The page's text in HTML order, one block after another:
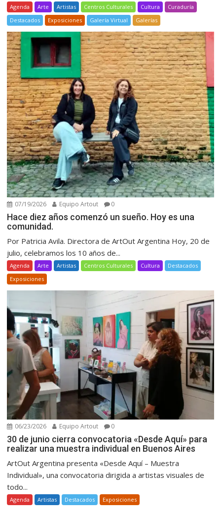
Agenda Arte Artistas Centros Culturales Cultura
Curaduría
Destacados
Exposiciones Galería Virtual Galerías
07/19/2026 Equipo Artout 0
Hace diez años comenzó un sueño. Hoy es una
comunidad.
Por Patricia Avila. Directora de ArtOut Argentina Hoy, 20 de
julio, celebramos los 10 años de...
Agenda Arte Artistas Centros Culturales Cultura
Destacados
Exposiciones
06/23/2026 Equipo Artout 0
30 de junio cierra convocatoria «Desde Aquí» para
realizar una muestra individual en Buenos Aires
ArtOut Argentina presenta «Desde Aquí – Muestra
Individual», una convocatoria dirigida a artistas visuales de
todo...
Agenda Artistas Destacados Exposiciones